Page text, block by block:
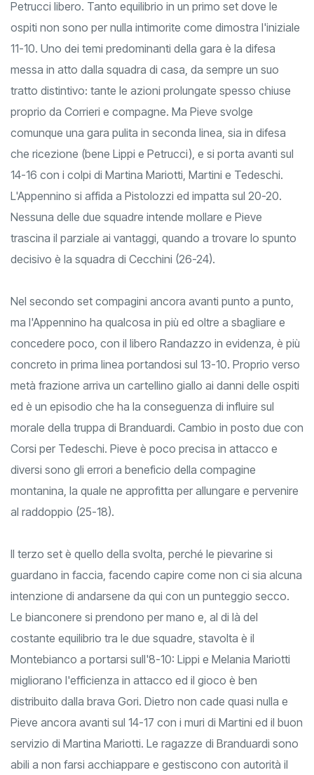
Mariotti-Martini al centro, Martina Mariotti-Lippi in banda,
Petrucci libero. Tanto equilibrio in un primo set dove le
ospiti non sono per nulla intimorite come dimostra l'iniziale
11-10. Uno dei temi predominanti della gara è la difesa
messa in atto dalla squadra di casa, da sempre un suo
tratto distintivo: tante le azioni prolungate spesso chiuse
proprio da Corrieri e compagne. Ma Pieve svolge
comunque una gara pulita in seconda linea, sia in difesa
che ricezione (bene Lippi e Petrucci), e si porta avanti sul
14-16 con i colpi di Martina Mariotti, Martini e Tedeschi.
L'Appennino si affida a Pistolozzi ed impatta sul 20-20.
Nessuna delle due squadre intende mollare e Pieve
trascina il parziale ai vantaggi, quando a trovare lo spunto
Nel secondo set compagini ancora avanti punto a punto,
ma l'Appennino ha qualcosa in più ed oltre a sbagliare e
concedere poco, con il libero Randazzo in evidenza, è più
concreto in prima linea portandosi sul 13-10. Proprio verso
metà frazione arriva un cartellino giallo ai danni delle ospiti
ed è un episodio che ha la conseguenza di influire sul
morale della truppa di Branduardi. Cambio in posto due con
Corsi per Tedeschi. Pieve è poco precisa in attacco e
diversi sono gli errori a beneficio della compagine
montanina, la quale ne approfitta per allungare e pervenire
Il terzo set è quello della svolta, perché le pievarine si
guardano in faccia, facendo capire come non ci sia alcuna
intenzione di andarsene da qui con un punteggio secco.
Le bianconere si prendono per mano e, al di là del
costante equilibrio tra le due squadre, stavolta è il
Montebianco a portarsi sull'8-10: Lippi e Melania Mariotti
migliorano l'efficienza in attacco ed il gioco è ben
distribuito dalla brava Gori. Dietro non cade quasi nulla e
Pieve ancora avanti sul 14-17 con i muri di Martini ed il buon
servizio di Martina Mariotti. Le ragazze di Branduardi sono